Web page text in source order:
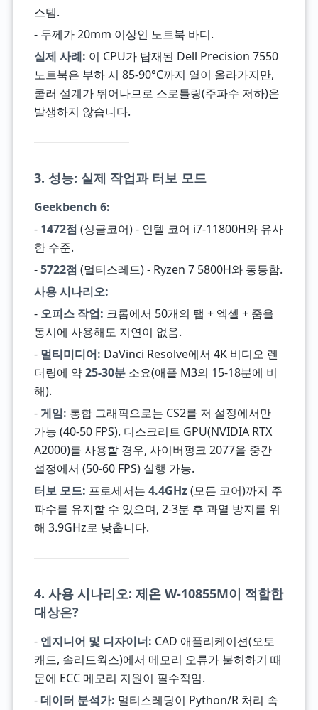
스템.
- 두께가 20mm 이상인 노트북 바디.
실제 사례: 이 CPU가 탑재된 Dell Precision 7550
노트북은 부하 시 85-90°C까지 열이 올라가지만,
쿨러 설계가 뛰어나므로 스로틀링(주파수 저하)은
발생하지 않습니다.
3. 성능: 실제 작업과 터보 모드
Geekbench 6:
- 1472점 (싱글코어) - 인텔 코어 i7-11800H와 유사
한 수준.
-5722점 (멀티스레드) - Ryzen 7 5800H와 동등함.
사용 시나리오:
- 오피스 작업: 크롬에서 50개의 탭 + 엑셀 + 줌을
동시에 사용해도 지연이 없음.
- 멀티미디어: DaVinci Resolve에서 4K 비디오 렌
더링에 약25-30분소요(애플 M3의 15-18분에 비
해).
-게임: 통합 그래픽으로는 CS2를 저 설정에서만
가능 (40-50 FPS). 디스크리트 GPU(NVIDIA RTX
A2000)를 사용할 경우, 사이버펑크 2077을 중간
설정에서 (50-60 FPS) 실행 가능.
터보 모드: 프로세서는 4.4GHz(모든 코어)까지 주
파수를 유지할 수 있으며, 2-3분 후 과열 방지를 위
해 3.9GHz로 낮춥니다.
4. 사용 시나리오: 제온 W-10855M이 적합한
대상은?
- 엔지니어 및 디자이너: CAD 애플리케이션(오토
캐드, 솔리드웍스)에서 메모리 오류가 불허하기 때
문에 ECC 메모리 지원이 필수적임.
-데이터 분석가: 멀티스레딩이 Python/R 처리 속